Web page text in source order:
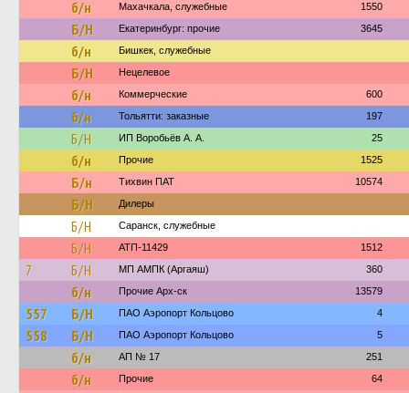
б/н Махачкала, служебные 1550
Б/Н Екатеринбург: прочие 3645
б/н Бишкек, служебные
Б/Н Нецелевое
б/н Коммерческие 600
б/н Тольятти: заказные 197
Б/Н ИП Воробьёв А. А. 25
б/н Прочие 1525
Б/н Тихвин ПАТ 10574
Б/Н Дилеры
Б/Н Саранск, служебные
Б/Н АТП-11429 1512
7 Б/Н МП АМПК (Аргаяш) 360
б/н Прочие Арх-ск 13579
557 Б/Н ПАО Аэропорт Кольцово 4
558 Б/Н ПАО Аэропорт Кольцово 5
б/н АП № 17 251
б/н Прочие 64